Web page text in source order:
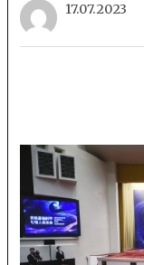
17.07.2023